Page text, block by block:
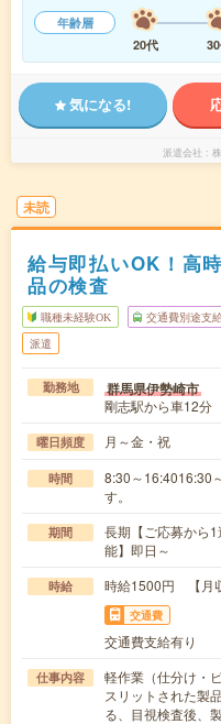
年齢層
20代
気になる!
派遣会社
未読
給与即払いOK！高
品の検査
職種未経験OK 交通費別途支
派遣
勤務地 群馬県伊勢崎市
剛志駅から車12分
曜日頻度 月～金・祝
時間
8:30～16:4016:30
す。
期間
長期【ご応募から
能】即日～
時給 時給1500円 【月
交通費
交通費支給有り
仕事内容
軽作業（仕分け・
スリットされた製
る、目視検査後、